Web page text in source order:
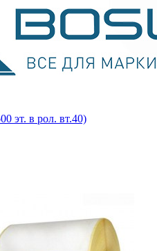
эт. в рол. вт.40)